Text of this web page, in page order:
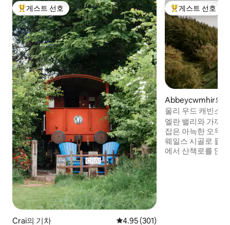
상위 게스트 선호
게스트 선호
Crai의 기차 평점 4.95점(5점 만점), 후기 301
4.95 (301)
상위 게스트 선호
게스트 선호
Abbeycwmhir의
울리 우드 캐빈스 -
엘란 밸리와 가까
잡은 아늑한 오두막. 작업 농장과 아름
웨일스 시골로 둘
에서 산책로를 많이